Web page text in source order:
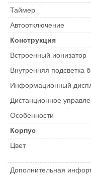
Таймер
Автоотключение
Конструкция
Встроенный ионизатор
Внутренняя подсветка
Информационный
Дистанционное
Особенности
Корпус
Цвет
Дополнительная